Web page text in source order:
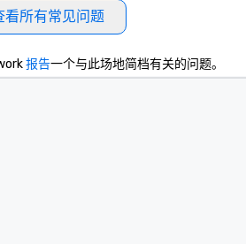
看所有常见问题
报告一个与此场地简档有关的问题。